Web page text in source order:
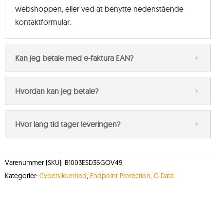
webshoppen, eller ved at benytte nedenstående
kontaktformular.
Kan jeg betale med e-faktura EAN?
Hvordan kan jeg betale?
Hvor lang tid tager leveringen?
Varenummer (SKU): B1003ESD36GOV49
Kategorier: Cybersikkerhed, Endpoint Protection, G Data